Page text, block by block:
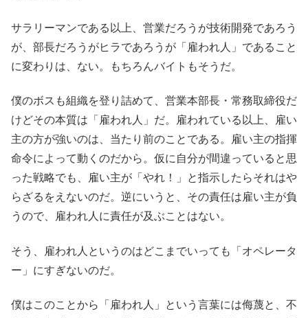
サラリーマンである以上、営業だろうが技術開発であろう
が、 部長だろうがヒラであろうが「雇われ人」であること
に変わりは、 ない。もちろんバイトもそうだ。
僕のボスも組織を登り詰めて、営業本部長・常務取締役だ
けどその本質は「雇われ人」だ。雇われている以上、雇い
主の方が強いのは、当たり前のことである。雇い主の指揮
命令によって動くのだから。仮に自分が間違っていると思
った戦略でも、雇い主が「やれ！」と指示したらそれはや
らざるをえないのだ。逆にいうと、その責任は雇い主が負
うので、雇われ人に責任が及ぶことはない。
そう、雇われ人というのはどこまでいっても「オペレータ
ー」にすぎないのだ。
僕はこのことから「雇われ人」という言葉には侮蔑と、不